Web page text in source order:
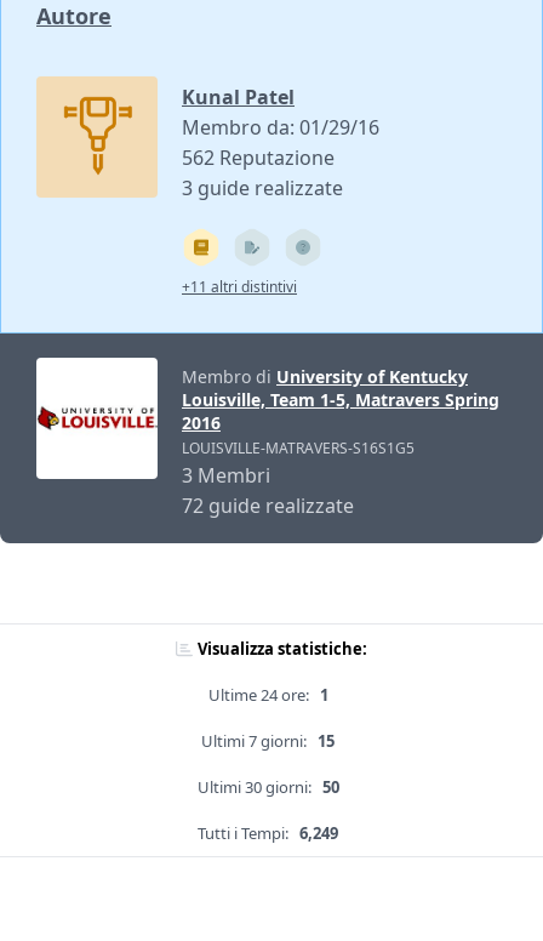
Autore
Kunal Patel
Membro da: 01/29/16
562 Reputazione
3 guide realizzate
+11 altri distintivi
Membro di University of Kentucky
Louisville, Team 1-5, Matravers Spring
2016
LOUISVILLE-MATRAVERS-S16S1G5
3 Membri
72 guide realizzate
Visualizza statistiche:
Ultime 24 ore: 1
Ultimi 7 giorni: 15
Ultimi 30 giorni: 50
Tutti i Tempi: 6,249